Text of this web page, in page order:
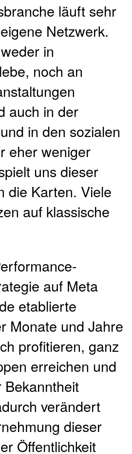
läuft sehr
Netzwerk.
in
noch an
auch in der
in den sozialen
eher weniger
uns dieser
die Karten. Viele
auf klassische
auf Meta
etablierte
Monate und Jahre
profitieren, ganz
erreichen und
verändert
dieser
Öffentlichkeit